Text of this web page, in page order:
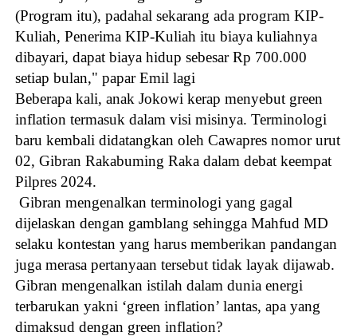
(Program itu), padahal sekarang ada program KIP-
Kuliah, Penerima KIP-Kuliah itu biaya kuliahnya
dibayari, dapat biaya hidup sebesar Rp 700.000
setiap bulan," papar Emil lagi
Beberapa kali, anak Jokowi kerap menyebut green
inflation termasuk dalam visi misinya. Terminologi
baru kembali didatangkan oleh Cawapres nomor urut
02, Gibran Rakabuming Raka dalam debat keempat
Pilpres 2024.
Gibran mengenalkan terminologi yang gagal
dijelaskan dengan gamblang sehingga Mahfud MD
selaku kontestan yang harus memberikan pandangan
juga merasa pertanyaan tersebut tidak layak dijawab.
Gibran mengenalkan istilah dalam dunia energi
terbarukan yakni ‘green inflation’ lantas, apa yang
dimaksud dengan green inflation?